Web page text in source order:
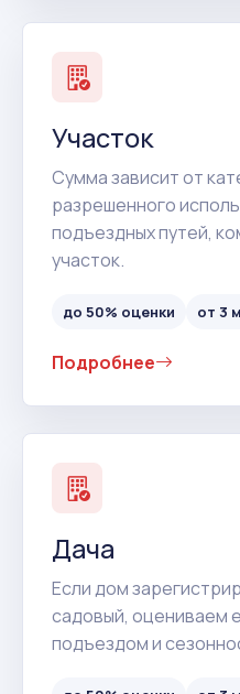
Участок
Сумма зависит от
разрешенного
подъездных путей,
участок.
до 50% оценки от 3
Подробнее
Дача
Если дом
садовый, оцениваем
подъездом и